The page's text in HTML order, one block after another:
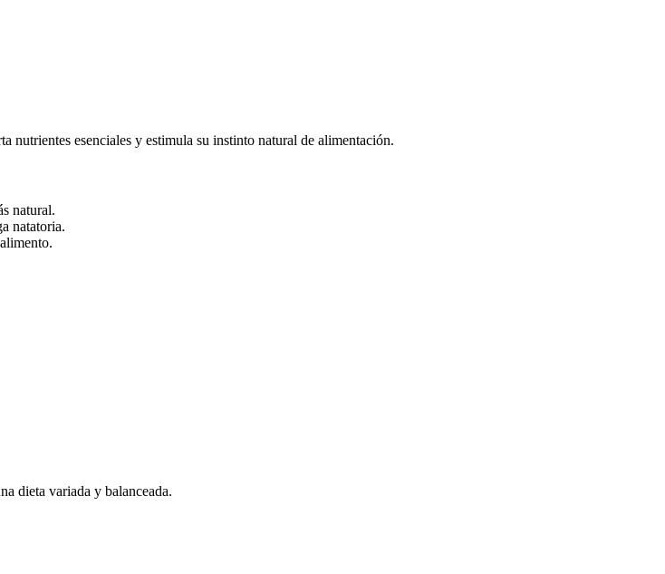
nutrientes esenciales y estimula su instinto natural de alimentación.
natural.
natatoria.
dieta variada y balanceada.